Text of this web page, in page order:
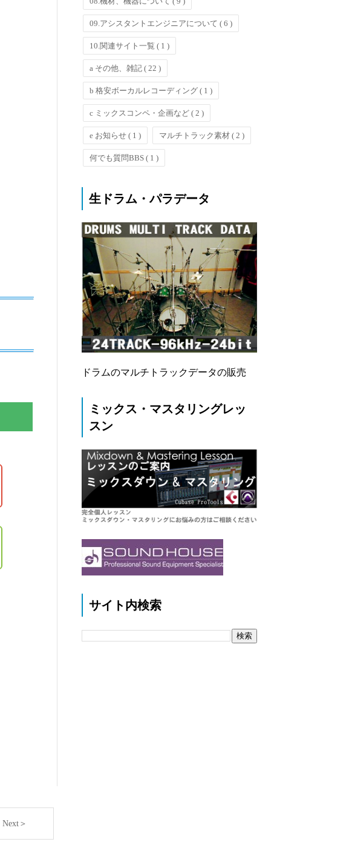
Next＞
09.アシスタントエンジニアについて ( 6 )
10.関連サイト一覧 ( 1 )
a その他、雑記 ( 22 )
b 格安ボーカルレコーディング ( 1 )
c ミックスコンペ・企画など ( 2 )
e お知らせ ( 1 ) マルチトラック素材 ( 2 )
何でも質問BBS ( 1 )
生ドラム・パラデータ
ドラムのマルチトラックデータの販売
ミックス・マスタリングレッ
スン
サイト内検索